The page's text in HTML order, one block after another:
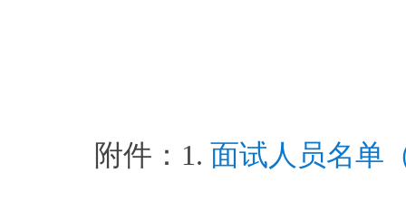
附件：1. 面试人员名单